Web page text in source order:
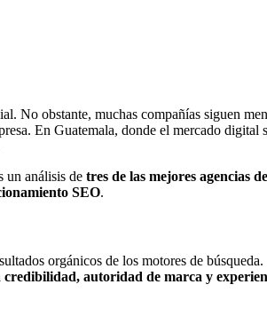
No obstante, muchas compañías siguen
En Guatemala, donde el mercado digital
un análisis de tres de las mejores agencias
SEO.
orgánicos de los motores de
credibilidad, autoridad de marca y